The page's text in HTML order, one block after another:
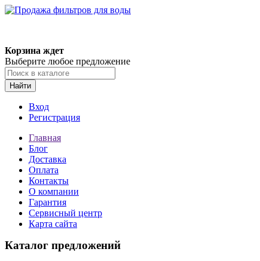
Корзина ждет
Выберите любое предложение
Найти
Вход
Регистрация
Главная
Блог
Доставка
Оплата
Контакты
О компании
Гарантия
Сервисный центр
Карта сайта
Каталог предложений